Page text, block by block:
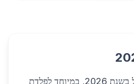
שוק הפלדה בישראל בשנת 2026, במיוחד לפלדת